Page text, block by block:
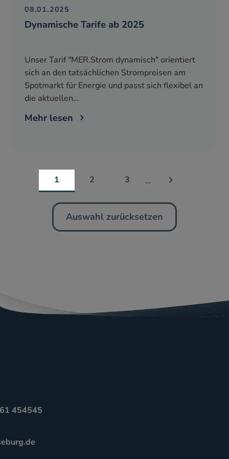
Dynamische Tarife ab 2025
08.01.2025
Unser Tarif "MER.Strom dynamisch" orientiert
sich an den tatsächlichen Strompreisen am
Spotmarkt für Energie und passt sich flexibel an
die aktuellen…
Mehr lesen
1 2 3 …
Auswahl zurücksetzen
454545